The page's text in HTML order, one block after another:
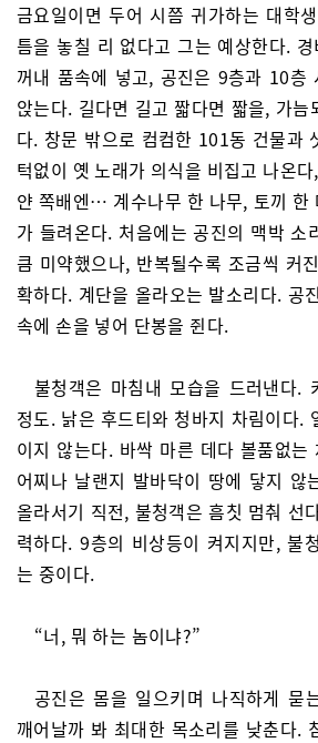
금요일이면 두어 시쯤 귀가하는 대학
틈을 놓칠 리 없다고 그는 예상한다.
꺼내 품속에 넣고, 공진은 9층과 10층
앉는다. 길다면 길고 짧다면 짧을, 가늠
다. 창문 밖으로 컴컴한 101동 건물과
턱없이 옛 노래가 의식을 비집고 나온
얀 쪽배엔… 계수나무 한 나무, 토끼
가 들려온다. 처음에는 공진의 맥박 소
큼 미약했으나, 반복될수록 조금씩 커
확하다. 계단을 올라오는 발소리다. 공
속에 손을 넣어 단봉을 쥔다.
불청객은 마침내 모습을 드러낸다.
정도. 낡은 후드티와 청바지 차림이다.
이지 않는다. 바싹 마른 데다 볼품없는
어찌나 날랜지 발바닥이 땅에 닿지 않
올라서기 직전, 불청객은 흠칫 멈춰 선
력하다. 9층의 비상등이 켜지지만, 불
는 중이다.
“너, 뭐 하는 놈이냐?”
공진은 몸을 일으키며 나직하게 묻
깨어날까 봐 최대한 목소리를 낮춘다.